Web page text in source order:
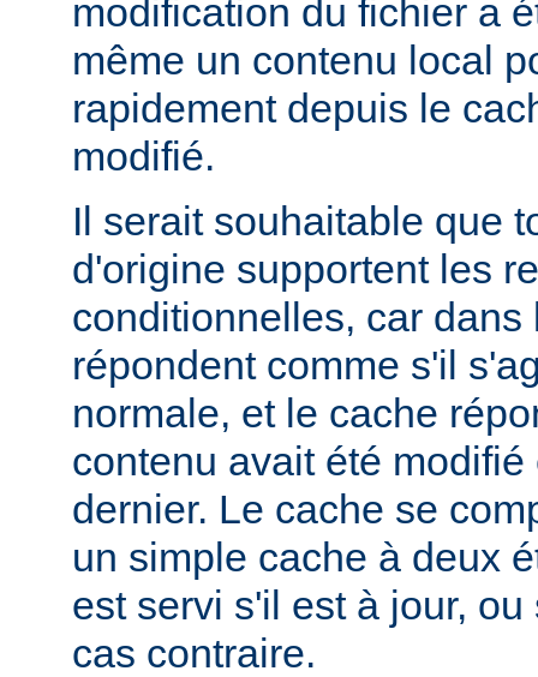
modification du fichier a
même un contenu local
rapidement depuis le
modifié.
Il serait souhaitable que
d'origine supportent les
conditionnelles, car
répondent comme s'il
normale, et le cache
contenu avait été
dernier. Le cache se
un simple cache à deux
est servi s'il est à jour,
cas contraire.